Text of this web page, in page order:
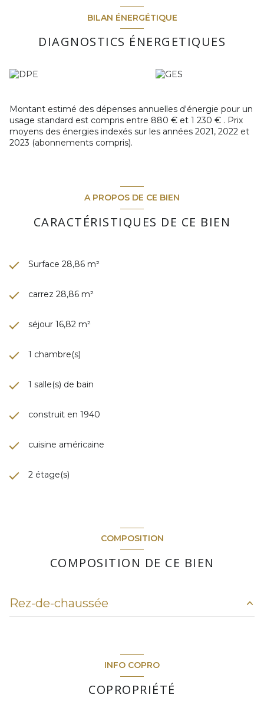
BILAN ÉNERGÉTIQUE
DIAGNOSTICS ÉNERGETIQUES
Montant estimé des dépenses annuelles d'énergie pour un
usage standard est compris entre 880 € et 1 230 € . Prix
moyens des énergies indexés sur les années 2021, 2022 et
2023 (abonnements compris).
A PROPOS DE CE BIEN
CARACTÉRISTIQUES DE CE BIEN
Surface 28,86 m²
carrez 28,86 m²
séjour 16,82 m²
1 chambre(s)
1 salle(s) de bain
construit en 1940
cuisine américaine
2 étage(s)
COMPOSITION
COMPOSITION DE CE BIEN
Rez-de-chaussée
INFO COPRO
COPROPRIÉTÉ